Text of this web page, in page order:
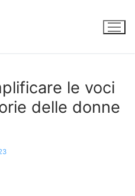
le voci
delle donne